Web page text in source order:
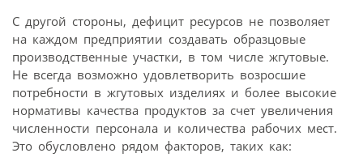
С другой стороны, дефицит ресурсов не позволяет
на каждом предприятии создавать образцовые
производственные участки, в том числе жгутовые.
Не всегда возможно удовлетворить возросшие
потребности в жгутовых изделиях и более высокие
нормативы качества продуктов за счет увеличения
численности персонала и количества рабочих мест.
Это обусловлено рядом факторов, таких как: